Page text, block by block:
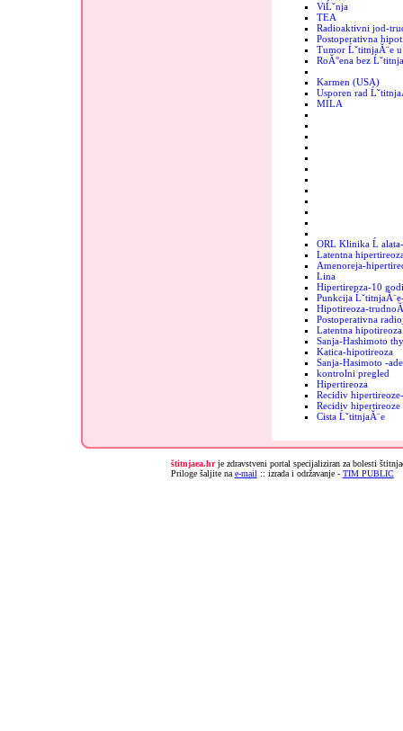
ViĹˇnja
TEA
Radioaktivni jod-
Postoperativna
Tumor ĹˇtitnjaĂ¨e
RoĂ°ena bez
Karmen (USA)
Usporen rad
MILA
ORL Klinika Ĺ
Latentna
Amenoreja-
Lina
Hipertirepza-10
Punkcija
Hipotireoza-
Postoperativna
Latentna hipotireoza
Sanja-Hashimoto
Katica-hipotireoza
Sanja-Hasimoto -
kontrolni pregled
Hipertireoza
Recidiv
Recidiv hipertireoze
Cista ĹˇtitnjaĂ¨e
štitnjaea.hrje zdravstveni portal specijaliziran za bolesti
Priloge šaljite na e-mail :: izrada i održavanje - TIM PUBLIC